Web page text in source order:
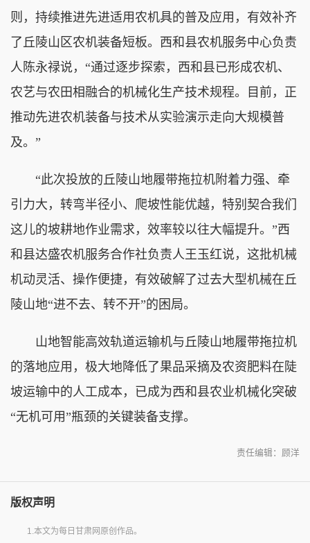
则，持续推进先进适用农机具的普及应用，有效补齐
了丘陵山区农机装备短板。西和县农机服务中心负责
人陈永禄说，“通过逐步探索，西和县已形成农机、
农艺与农田相融合的机械化生产技术规程。目前，正
推动先进农机装备与技术从实验演示走向大规模普
及。”
“此次投放的丘陵山地履带拖拉机附着力强、牵
引力大，转弯半径小、爬坡性能优越，特别契合我们
这儿的坡耕地作业需求，效率较以往大幅提升。”西
和县达盛农机服务合作社负责人王玉红说，这批机械
机动灵活、操作便捷，有效破解了过去大型机械在丘
陵山地“进不去、转不开”的困局。
山地智能高效轨道运输机与丘陵山地履带拖拉机
的落地应用，极大地降低了果品采摘及农资肥料在陡
坡运输中的人工成本，已成为西和县农业机械化突破
“无机可用”瓶颈的关键装备支撑。
责任编辑：顾洋
版权声明
1.本文为每日甘肃网原创作品。